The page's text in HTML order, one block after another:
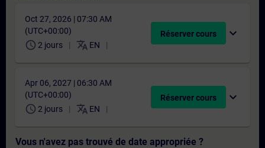
Oct 27, 2026 | 07:30 AM
(UTC+00:00)
schedule 2 jours translate EN
Réserver cours expand_more
Apr 06, 2027 | 06:30 AM
(UTC+00:00)
schedule 2 jours translate EN
Réserver cours expand_more
Vous n'avez pas trouvé de date appropriée ?